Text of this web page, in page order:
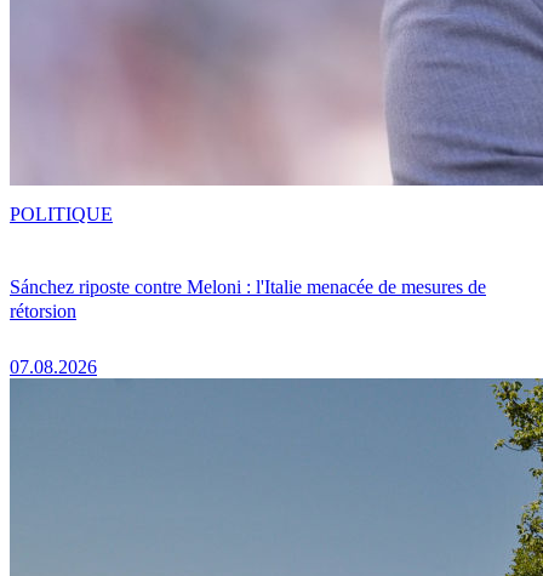
Sánchez riposte contre Meloni : l'Italie menacée de mesures de
rétorsion
07.08.2026
POLITIQUE